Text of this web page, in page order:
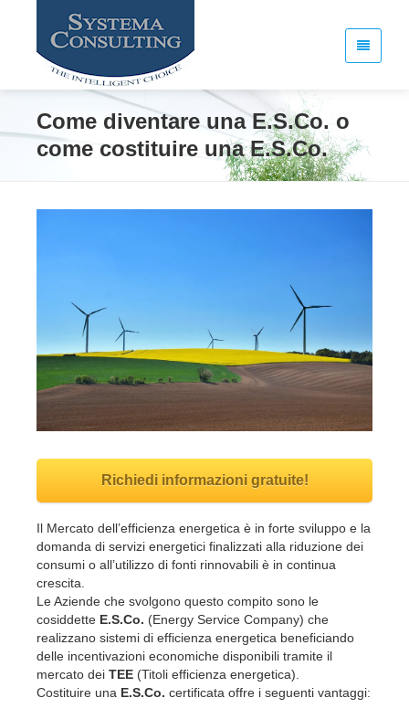
Come diventare una E.S.Co. o
come costituire una E.S.Co.
Richiedi informazioni gratuite!
Il Mercato dell’efficienza energetica è in forte sviluppo e la
domanda di servizi energetici finalizzati alla riduzione dei
consumi o all’utilizzo di fonti rinnovabili è in continua
crescita.
Le Aziende che svolgono questo compito sono le
cosiddette E.S.Co. (Energy Service Company) che
realizzano sistemi di efficienza energetica beneficiando
delle incentivazioni economiche disponibili tramite il
mercato dei TEE (Titoli efficienza energetica).
Costituire una E.S.Co. certificata offre i seguenti vantaggi: